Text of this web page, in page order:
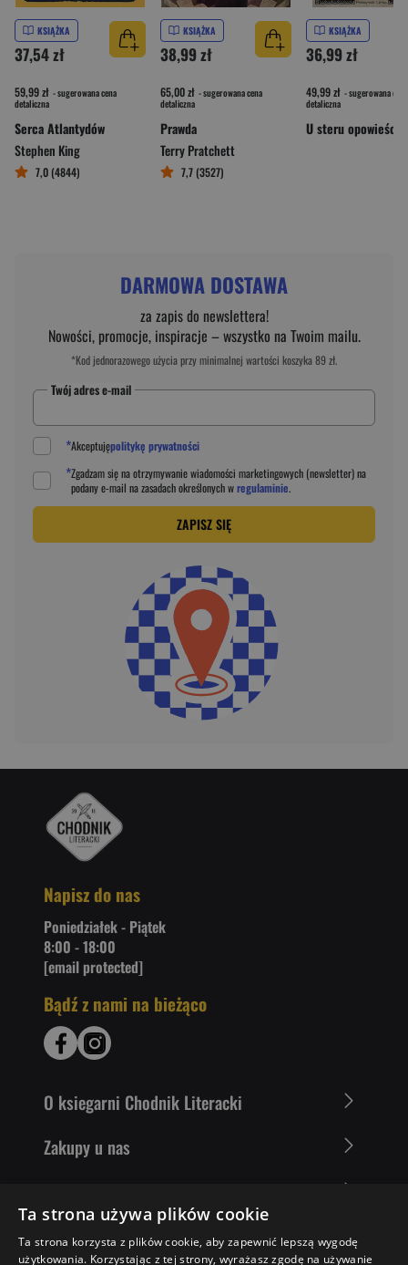
KSIĄŻKA
37,54 zł
59,99 zł - sugerowana cena
detaliczna
Serca Atlantydów
Stephen King
7,0 (4844)
KSIĄŻKA
38,99 zł
65,00 zł - sugerowana cena
detaliczna
Prawda
Terry Pratchett
7,7 (3527)
KSIĄŻKA
36,99 zł
49,99 zł - sugerowana cena
detaliczna
U steru opowieści
DARMOWA DOSTAWA
za zapis do newslettera!
Nowości, promocje, inspiracje – wszystko na Twoim mailu.
*Kod jednorazowego użycia przy minimalnej wartości koszyka 89 zł.
Twój adres e-mail
*Akceptujępolitykę prywatności
*Zgadzam się na otrzymywanie wiadomości marketingowych (newsletter) na
podanye-mail na zasadach określonych wregulaminie.
ZAPISZ SIĘ
Napisz do nas
Poniedziałek - Piątek
8:00 - 18:00
[email protected]
Bądź z nami na bieżąco
O ksiegarni Chodnik Literacki
Zakupy u nas
Literaci polecają
Ta strona używa plików cookie
Ta strona korzysta z plików cookie, aby zapewnić lepszą wygodę
użytkowania. Korzystając z tej strony, wyrażasz zgodę na używanie